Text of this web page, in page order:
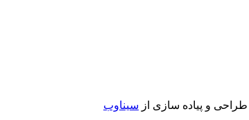
طراحی و پیاده سازی از سیناوب